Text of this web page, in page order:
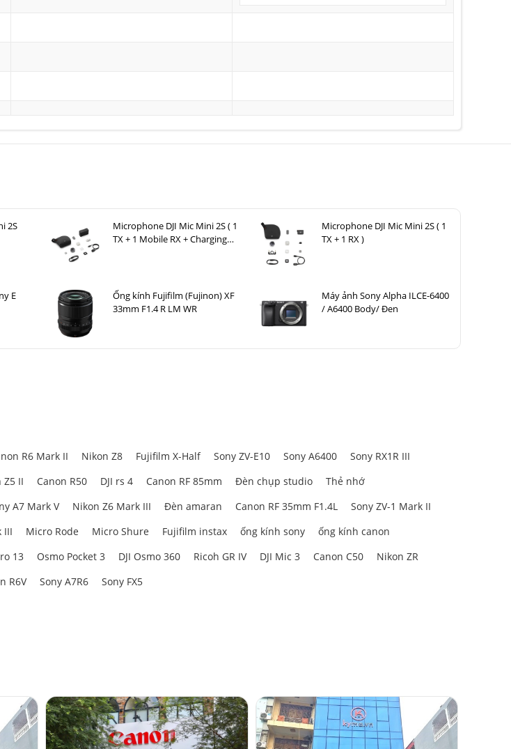
2S
Microphone DJI Mic Mini 2S ( 1
TX + 1 Mobile RX + Charging
Microphone DJI Mic Mini 2S ( 1
TX + 1 RX )
E
Ống kính Fujifilm (Fujinon) XF
33mm F1.4 R LM WR
Máy ảnh Sony Alpha ILCE-6400
/ A6400 Body/ Đen
R6 Mark II Nikon Z8 Fujifilm X-Half Sony ZV-E10 Sony A6400
Sony RX1R III
Z5 II Canon R50 DJI rs 4 Canon RF 85mm Đèn chụp studio
Thẻ nhớ
A7 Mark V Nikon Z6 Mark III Đèn amaran Canon RF 35mm F1.4L
Sony ZV-1 Mark II
III Micro Rode Micro Shure Fujifilm instax ống kính sony
ống kính canon
13 Osmo Pocket 3 DJI Osmo 360 Ricoh GR IV DJI Mic 3 Canon C50
Nikon ZR
R6V Sony A7R6 Sony FX5